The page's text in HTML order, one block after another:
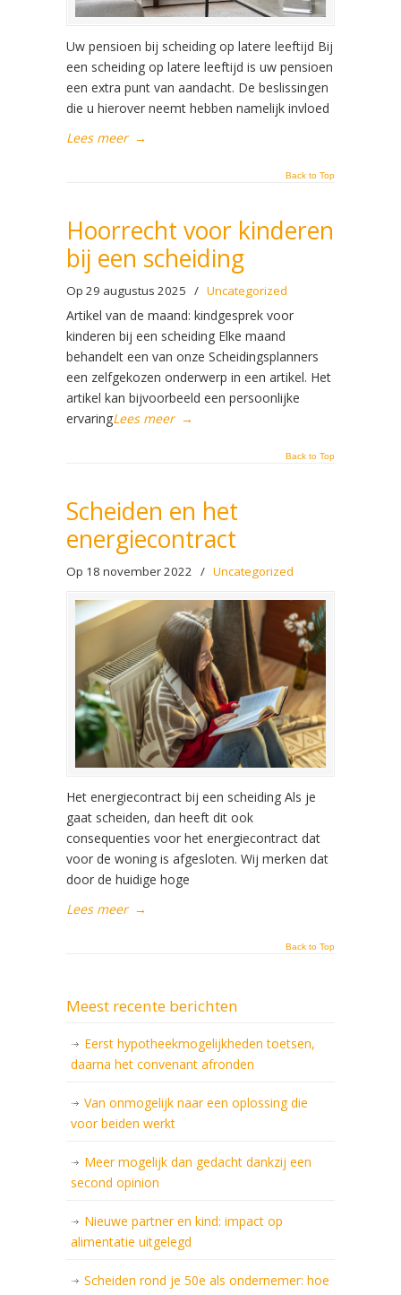
Uw pensioen bij scheiding op latere leeftijd Bij
een scheiding op latere leeftijd is uw pensioen
een extra punt van aandacht. De beslissingen
die u hierover neemt hebben namelijk invloed
Lees meer →
Back to Top
Hoorrecht voor kinderen
bij een scheiding
Op 29 augustus 2025 / Uncategorized
Artikel van de maand: kindgesprek voor
kinderen bij een scheiding Elke maand
behandelt een van onze Scheidingsplanners
een zelfgekozen onderwerp in een artikel. Het
artikel kan bijvoorbeeld een persoonlijke
ervaringLees meer →
Back to Top
Scheiden en het
energiecontract
Op 18 november 2022 / Uncategorized
Het energiecontract bij een scheiding Als je
gaat scheiden, dan heeft dit ook
consequenties voor het energiecontract dat
voor de woning is afgesloten. Wij merken dat
door de huidige hoge
Lees meer →
Back to Top
Meest recente berichten
Eerst hypotheekmogelijkheden toetsen,
daarna het convenant afronden
Van onmogelijk naar een oplossing die
voor beiden werkt
Meer mogelijk dan gedacht dankzij een
second opinion
Nieuwe partner en kind: impact op
alimentatie uitgelegd
Scheiden rond je 50e als ondernemer: hoe